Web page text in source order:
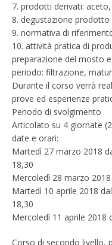
7. prodotti derivati:
8. degustazione prodotto
9. normativa di
10. attività pratica di
preparazione del mosto
periodo: filtrazione,
Durante il corso verrà
prove ed esperienze
Periodo di svolgimento
Articolato su 4 giornate
date e orari:
Martedì 27 marzo 2018
18,30
Mercoledì 28 marzo
Martedì 10 aprile 2018
18,30
Mercoledì 11 aprile 2018
Corso di secondo livello,